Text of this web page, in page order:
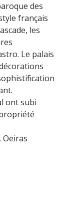
des
français
les
Le palais
ont subi
Oeiras